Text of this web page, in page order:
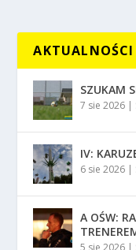
AKTUALNOŚCI
SZUKAM
7 sie 2026 |
IV:
6 sie 2026 |
A OŚW:
5 sie 2026 |